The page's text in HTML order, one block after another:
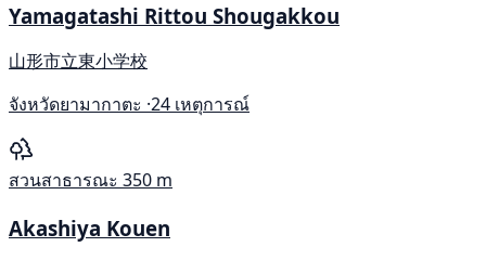
Yamagatashi Rittou Shougakkou
山形市立東小学校
จังหวัดยามากาตะ ·24 เหตุการณ์
สวนสาธารณะ 350 m
Akashiya Kouen